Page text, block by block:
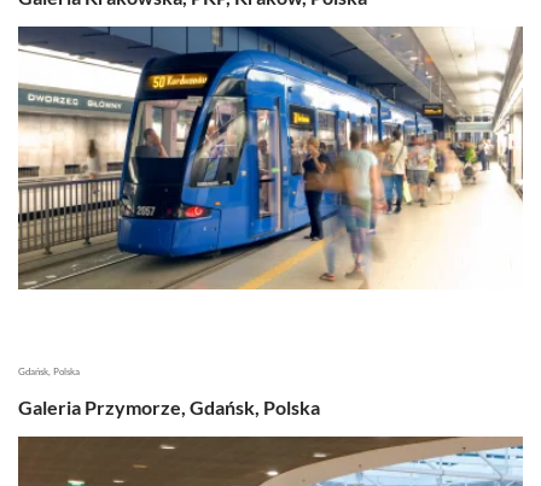
Gdańsk, Polska
Galeria Przymorze, Gdańsk, Polska